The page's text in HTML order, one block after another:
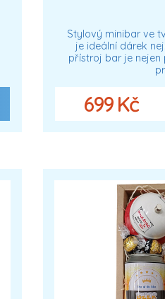
Stylový minibar ve
je ideální dárek
přístroj bar je nejen
699 Kč